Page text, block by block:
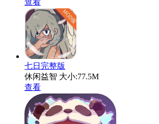
查看
七日完整版
休闲益智 大小:77.5M
查看